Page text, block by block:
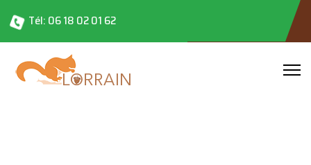
Tél: 06 18 02 01 62